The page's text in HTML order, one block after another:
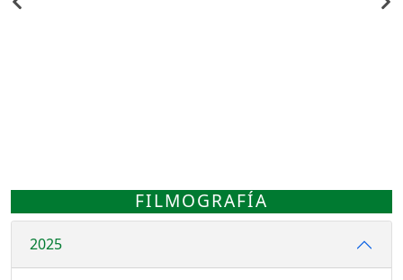
FILMOGRAFÍA
2025